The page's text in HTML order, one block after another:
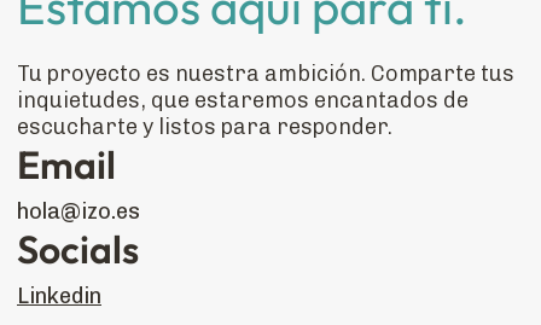
Tu proyecto es nuestra ambición. Comparte tus
inquietudes, que estaremos encantados de
escucharte y listos para responder.
Email
hola@izo.es
Socials
Linkedin